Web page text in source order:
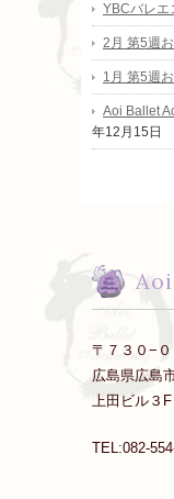
YBCバレ
2月 第5週
1月 第5週
Aoi Ballet
年12月15日
〒７３０−０
広島県広島
上田ビル３F
TEL:082-